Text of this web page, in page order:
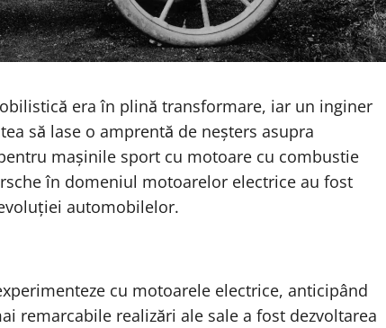
era în plină transformare, iar un inginer
să lase o amprentă de neșters asupra
mașinile sport cu motoare cu combustie
în domeniul motoarelor electrice au fost
automobilelor.
cu motoarele electrice, anticipând
remarcabile realizări ale sale a fost dezvoltarea